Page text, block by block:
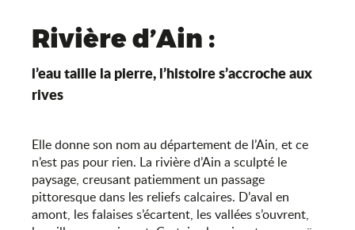
Rivière d’Ain :
l’eau taille la pierre, l’histoire s’accroche aux
rives
Elle donne son nom au département de l’Ain, et ce
n’est pas pour rien. La rivière d’Ain a sculpté le
paysage, creusant patiemment un passage
pittoresque dans les reliefs calcaires. D’aval en
amont, les falaises s’écartent, les vallées s’ouvrent,